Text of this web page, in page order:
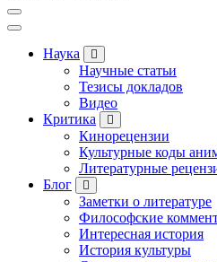
Наука
Научные статьи
Тезисы докладов
Видео
Критика
Кинорецензии
Культурные коды
Литературные
Блог
Заметки о литературе
Философские
Интересная история
История культуры